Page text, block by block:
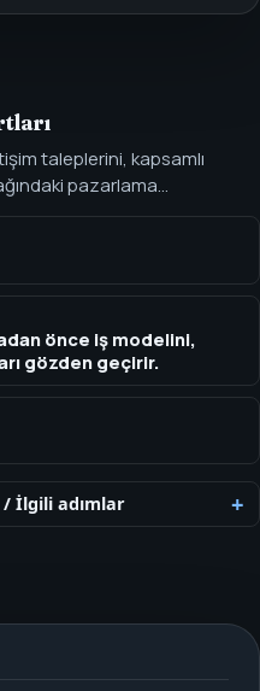
taleplerini, kapsamlı
pazarlama
nasıl yönettiğini
iletişim taleplerini,
AI çağındaki pazarlama
nasıl yönettiğini
önce iş modelini,
gözden geçirir.
/İlgili adımlar